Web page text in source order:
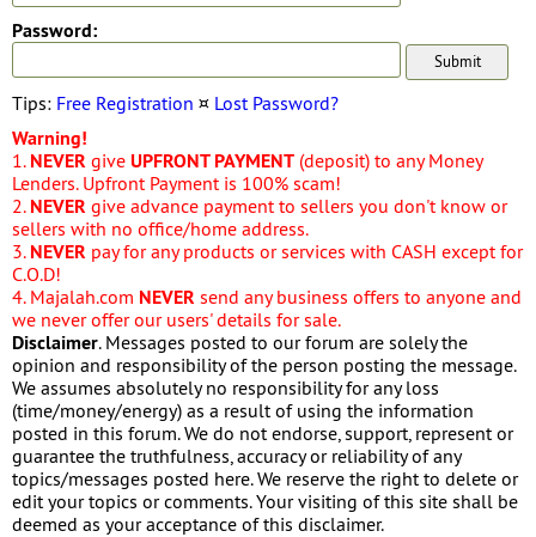
Password:
Tips: Free Registration ¤ Lost Password?
Warning!
1. NEVER give UPFRONT PAYMENT (deposit) to any Money
Lenders. Upfront Payment is 100% scam!
2. NEVER give advance payment to sellers you don't know or
sellers with no office/home address.
3. NEVER pay for any products or services with CASH except for
C.O.D!
4. Majalah.com NEVER send any business offers to anyone and
we never offer our users' details for sale.
Disclaimer. Messages posted to our forum are solely the
opinion and responsibility of the person posting the message.
We assumes absolutely no responsibility for any loss
(time/money/energy) as a result of using the information
posted in this forum. We do not endorse, support, represent or
guarantee the truthfulness, accuracy or reliability of any
topics/messages posted here. We reserve the right to delete or
edit your topics or comments. Your visiting of this site shall be
deemed as your acceptance of this disclaimer.